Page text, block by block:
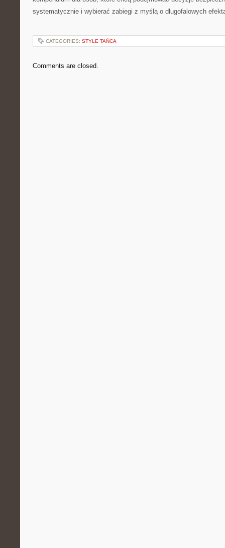
systematycznie i wybierać zabiegi z myślą o długofalowych
CATEGORIES: STYLE TAŃCA
Comments are closed.